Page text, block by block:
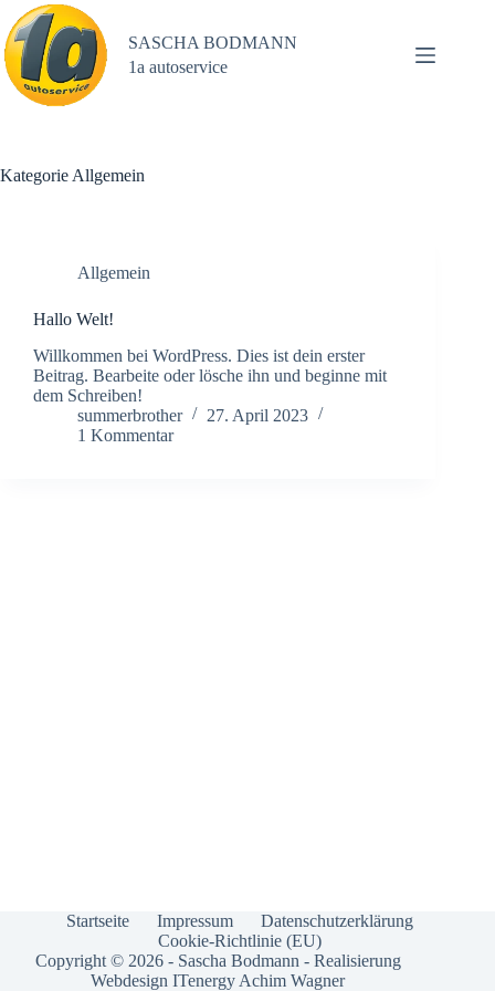
Zum
Inhalt
springen
SASCHA BODMANN
1a autoservice
Kategorie Allgemein
Allgemein
Hallo Welt!
Willkommen bei WordPress. Dies ist dein erster
Beitrag. Bearbeite oder lösche ihn und beginne mit
dem Schreiben!
summerbrother
27. April 2023
1 Kommentar
Startseite Impressum
Datenschutzerklärung
Cookie-Richtlinie (EU)
Copyright © 2026 - Sascha Bodmann - Realisierung
WebdesignITenergy Achim Wagner